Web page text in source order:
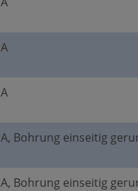
A
A
A, Bohrung einseitig
A, Bohrung einseitig